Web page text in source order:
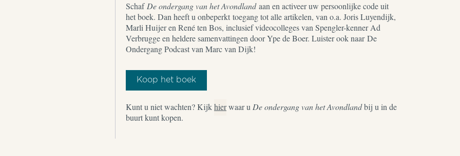
Schaf De ondergang van het Avondlandaan en activeer uw persoonlijke code uit
het boek. Dan heeft u onbeperkt toegang tot alle artikelen, van o.a. Joris Luyendijk,
Marli Huijer en René ten Bos, inclusief videocolleges van Spengler-kenner Ad
Verbrugge en heldere samenvattingen door Ype de Boer. Luister ook naar De
Ondergang Podcast van Marc van Dijk!
Koop het boek
Kunt u niet wachten? Kijkhierwaar u De ondergang van het Avondlandbij u in de
buurt kunt kopen.